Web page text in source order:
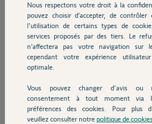
Chauffage
Autres produits
Devis avec un pro
distance mais je n'ai pas réussi à le faire depuis
particuliers .
Comment puis-je le faire moi même ?
Sinon, pensez-vous qu'un pro puisse me le faire
télécommandes ?
Un GRAND merci par avance à toute l'équipe !
il y a plus de 2 ans
Nous respectons votre droit à la
pouvez choisir d’accepter, de
l'utilisation de certains types de
services proposés par des tiers. Le
n’affectera pas votre navigation sur
cependant votre expérience
optimale.
Vous pouvez changer d'avis ou
consentement à tout moment via
préférences des cookies. Pour plus
veuillez consulter notre politique de